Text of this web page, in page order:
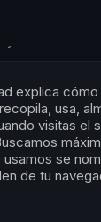
explica
usa,
visitas el
se
de tu